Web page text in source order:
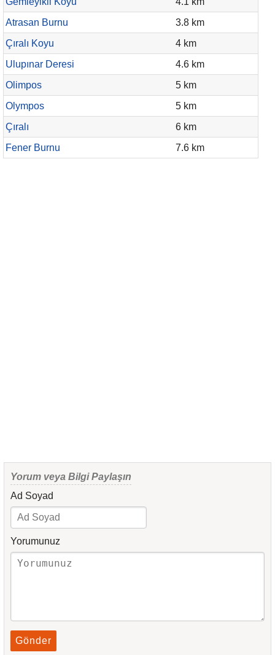
Atrasan Burnu
3.8 km
Çıralı Koyu
4 km
Ulupınar Deresi
4.6 km
Olimpos
5 km
Olympos
5 km
Çıralı
6 km
Fener Burnu
7.6 km
Yorum veya Bilgi Paylaşın
Ad Soyad
Yorumunuz
Gönder